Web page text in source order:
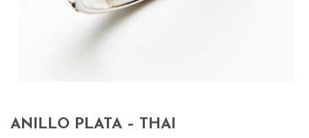
ANILLO PLATA – THAI